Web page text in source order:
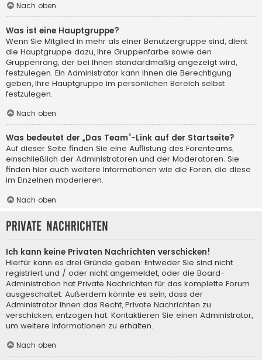
Nach oben
Was ist eine Hauptgruppe?
Wenn Sie Mitglied in mehr als einer Benutzergruppe sind, dient
die Hauptgruppe dazu, Ihre Gruppenfarbe sowie den
Gruppenrang, der bei Ihnen standardmäßig angezeigt wird,
festzulegen. Ein Administrator kann Ihnen die Berechtigung
geben, Ihre Hauptgruppe im persönlichen Bereich selbst
festzulegen.
Nach oben
Was bedeutet der „Das Team“-Link auf der Startseite?
Auf dieser Seite finden Sie eine Auflistung des Forenteams,
einschließlich der Administratoren und der Moderatoren. Sie
finden hier auch weitere Informationen wie die Foren, die diese
im Einzelnen moderieren.
Nach oben
Private Nachrichten
Ich kann keine Privaten Nachrichten verschicken!
Hierfür kann es drei Gründe geben: Entweder Sie sind nicht
registriert und / oder nicht angemeldet, oder die Board-
Administration hat Private Nachrichten für das komplette Forum
ausgeschaltet. Außerdem könnte es sein, dass der
Administrator Ihnen das Recht, Private Nachrichten zu
verschicken, entzogen hat. Kontaktieren Sie einen Administrator,
um weitere Informationen zu erhalten.
Nach oben